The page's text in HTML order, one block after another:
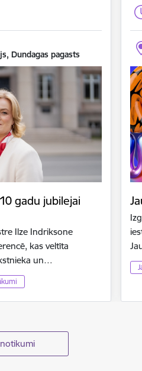
Dundagas pagasts
gadu jubilejai
Ilze Indriksone
kas veltīta
un…